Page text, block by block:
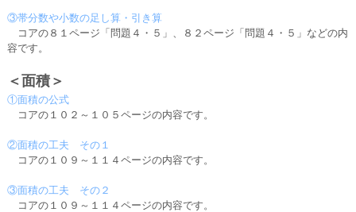
③帯分数や小数の足し算・引き算
コアの８１ページ「問題４・５」、８２ページ「問題４・５」などの内
容です。
＜面積＞
①面積の公式
コアの１０２～１０５ページの内容です。
②面積の工夫 その１
コアの１０９～１１４ページの内容です。
③面積の工夫 その２
コアの１０９～１１４ページの内容です。